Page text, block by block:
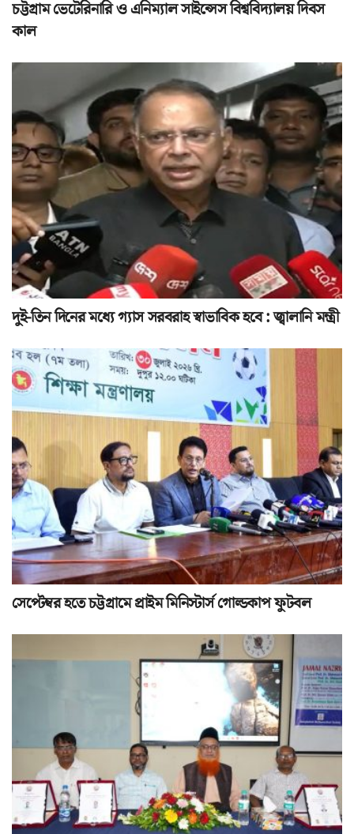
চট্টগ্রাম ভেটেরিনারি ও এনিম্যাল সাইন্সেস বিশ্ববিদ্যালয় দিবস
কাল
দুই-তিন দিনের মধ্যে গ্যাস সরবরাহ স্বাভাবিক হবে : জ্বালানি মন্ত্রী
সেপ্টেম্বর হতে চট্টগ্রামে প্রাইম মিনিস্টার্স গোল্ডকাপ ফুটবল